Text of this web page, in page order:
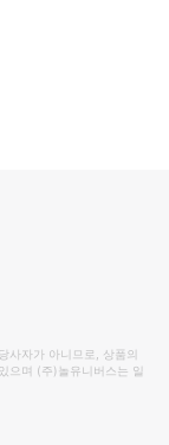
사자가 아니므로, 상품의
으며 (주)놀유니버스는 일